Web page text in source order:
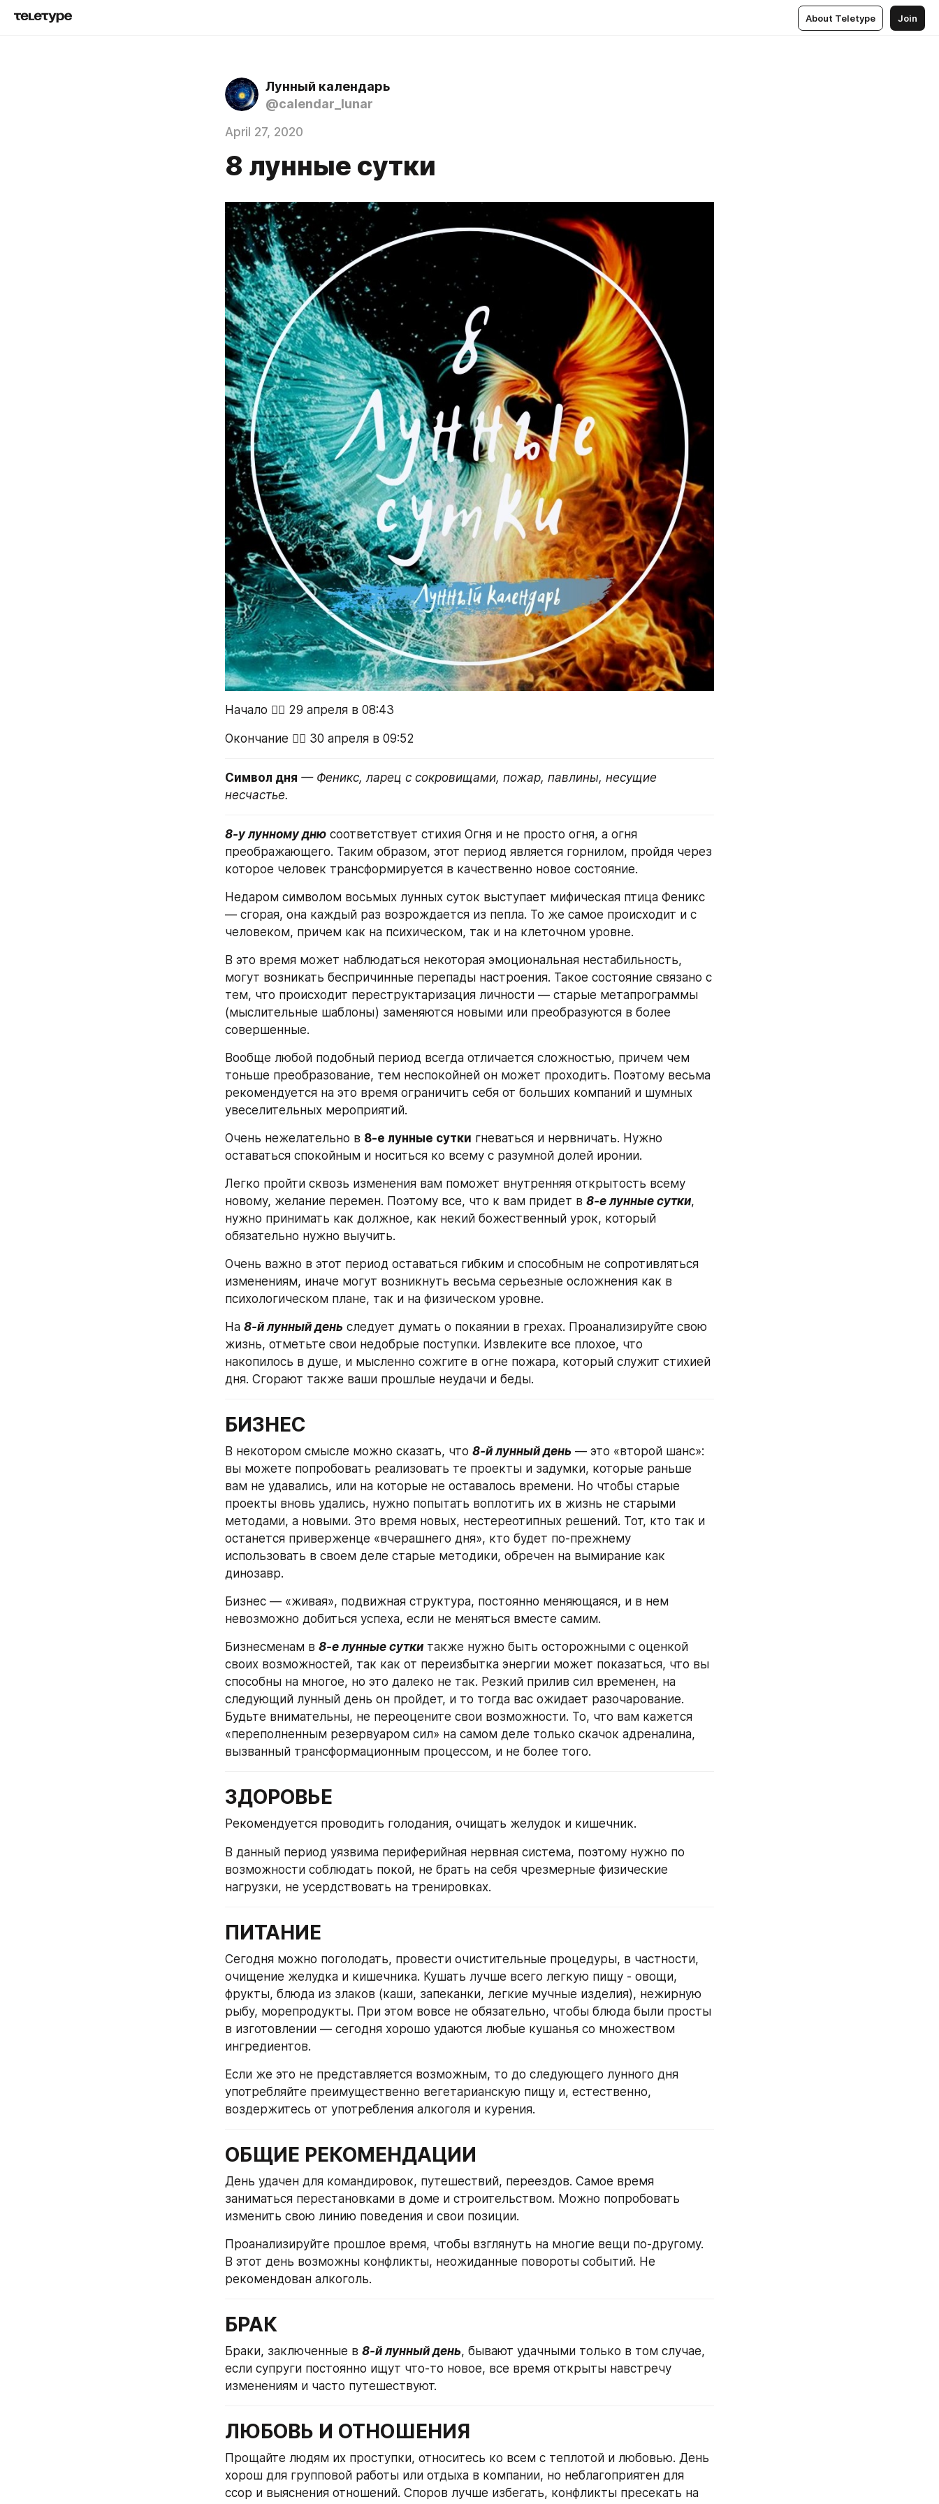
About Teletype Join
Лунный календарь
@calendar_lunar
April 27, 2020
8 лунные сутки
Начало 👉🏻 29 апреля в 08:43
Окончание 👉🏻 30 апреля в 09:52
Символ дня — Феникс, ларец с сокровищами, пожар, павлины, несущие
несчастье.
8-у лунному дню соответствует стихия Огня и не просто огня, а огня
преображающего. Таким образом, этот период является горнилом, пройдя через
которое человек трансформируется в качественно новое состояние.
Недаром символом восьмых лунных суток выступает мифическая птица Феникс
— сгорая, она каждый раз возрождается из пепла. То же самое происходит и с
человеком, причем как на психическом, так и на клеточном уровне.
В это время может наблюдаться некоторая эмоциональная нестабильность,
могут возникать беспричинные перепады настроения. Такое состояние связано с
тем, что происходит переструктаризация личности — старые метапрограммы
(мыслительные шаблоны) заменяются новыми или преобразуются в более
совершенные.
Вообще любой подобный период всегда отличается сложностью, причем чем
тоньше преобразование, тем неспокойней он может проходить. Поэтому весьма
рекомендуется на это время ограничить себя от больших компаний и шумных
увеселительных мероприятий.
Очень нежелательно в 8-е лунные сутки гневаться и нервничать. Нужно
оставаться спокойным и носиться ко всему с разумной долей иронии.
Легко пройти сквозь изменения вам поможет внутренняя открытость всему
новому, желание перемен. Поэтому все, что к вам придет в 8-е лунные сутки,
нужно принимать как должное, как некий божественный урок, который
обязательно нужно выучить.
Очень важно в этот период оставаться гибким и способным не сопротивляться
изменениям, иначе могут возникнуть весьма серьезные осложнения как в
психологическом плане, так и на физическом уровне.
На 8-й лунный день следует думать о покаянии в грехах. Проанализируйте свою
жизнь, отметьте свои недобрые поступки. Извлеките все плохое, что
накопилось в душе, и мысленно сожгите в огне пожара, который служит стихией
дня. Сгорают также ваши прошлые неудачи и беды.
БИЗНЕС
В некотором смысле можно сказать, что 8-й лунный день — это «второй шанс»:
вы можете попробовать реализовать те проекты и задумки, которые раньше
вам не удавались, или на которые не оставалось времени. Но чтобы старые
проекты вновь удались, нужно попытать воплотить их в жизнь не старыми
методами, а новыми. Это время новых, нестереотипных решений. Тот, кто так и
останется приверженце «вчерашнего дня», кто будет по-прежнему
использовать в своем деле старые методики, обречен на вымирание как
динозавр.
Бизнес — «живая», подвижная структура, постоянно меняющаяся, и в нем
невозможно добиться успеха, если не меняться вместе самим.
Бизнесменам в 8-е лунные сутки также нужно быть осторожными с оценкой
своих возможностей, так как от переизбытка энергии может показаться, что вы
способны на многое, но это далеко не так. Резкий прилив сил временен, на
следующий лунный день он пройдет, и то тогда вас ожидает разочарование.
Будьте внимательны, не переоцените свои возможности. То, что вам кажется
«переполненным резервуаром сил» на самом деле только скачок адреналина,
вызванный трансформационным процессом, и не более того.
ЗДОРОВЬЕ
Рекомендуется проводить голодания, очищать желудок и кишечник.
В данный период уязвима периферийная нервная система, поэтому нужно по
возможности соблюдать покой, не брать на себя чрезмерные физические
нагрузки, не усердствовать на тренировках.
ПИТАНИЕ
Сегодня можно поголодать, провести очистительные процедуры, в частности,
очищение желудка и кишечника. Кушать лучше всего легкую пищу - овощи,
фрукты, блюда из злаков (каши, запеканки, легкие мучные изделия), нежирную
рыбу, морепродукты. При этом вовсе не обязательно, чтобы блюда были просты
в изготовлении — сегодня хорошо удаются любые кушанья со множеством
ингредиентов.
Если же это не представляется возможным, то до следующего лунного дня
употребляйте преимущественно вегетарианскую пищу и, естественно,
воздержитесь от употребления алкоголя и курения.
ОБЩИЕ РЕКОМЕНДАЦИИ
День удачен для командировок, путешествий, переездов. Самое время
заниматься перестановками в доме и строительством. Можно попробовать
изменить свою линию поведения и свои позиции.
Проанализируйте прошлое время, чтобы взглянуть на многие вещи по-другому.
В этот день возможны конфликты, неожиданные повороты событий. Не
рекомендован алкоголь.
БРАК
Браки, заключенные в 8-й лунный день, бывают удачными только в том случае,
если супруги постоянно ищут что-то новое, все время открыты навстречу
изменениям и часто путешествуют.
ЛЮБОВЬ И ОТНОШЕНИЯ
Прощайте людям их проступки, относитесь ко всем с теплотой и любовью. День
хорош для групповой работы или отдыха в компании, но неблагоприятен для
ссор и выяснения отношений. Споров лучше избегать, конфликты пресекать на